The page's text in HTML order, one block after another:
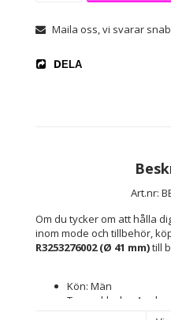
Maila oss, vi svarar
DELA
Art.nr:
Om du tycker om att hålla
inom mode och tillbehör,
R3253276002 (Ø 41 mm) till
Kön: Män
Typ av klocka: